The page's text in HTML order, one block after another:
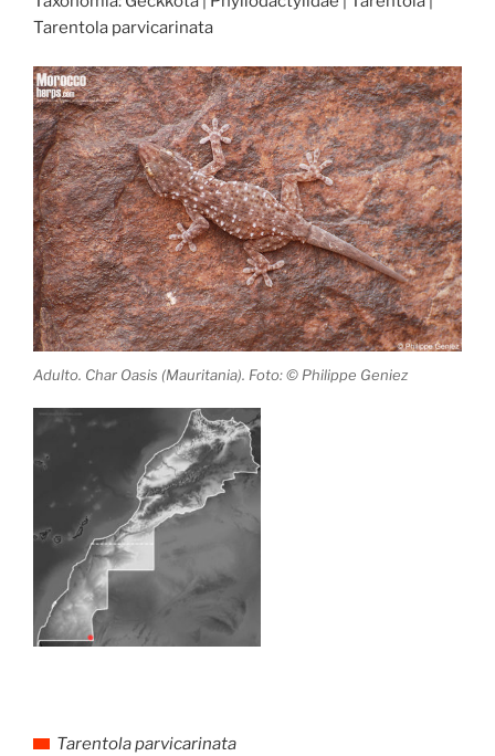
Tarentola parvicarinata
Adulto. Char Oasis (Mauritania). Foto: © Philippe Geniez
Tarentola parvicarinata